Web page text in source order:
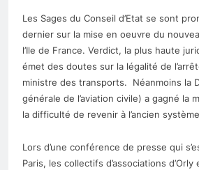
Les Sages du Conseil d’Etat se sont
dernier sur la mise en oeuvre du
l’Ile de France. Verdict, la plus haute
émet des doutes sur la légalité de
ministre des transports. Néanmoins la
générale de l’aviation civile) a gagné la
la difficulté de revenir à l’ancien
Lors d’une conférence de presse qui
Paris, les collectifs d’associations